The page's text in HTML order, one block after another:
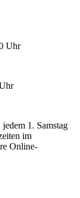
Uhr
1. Samstag
im
Online-